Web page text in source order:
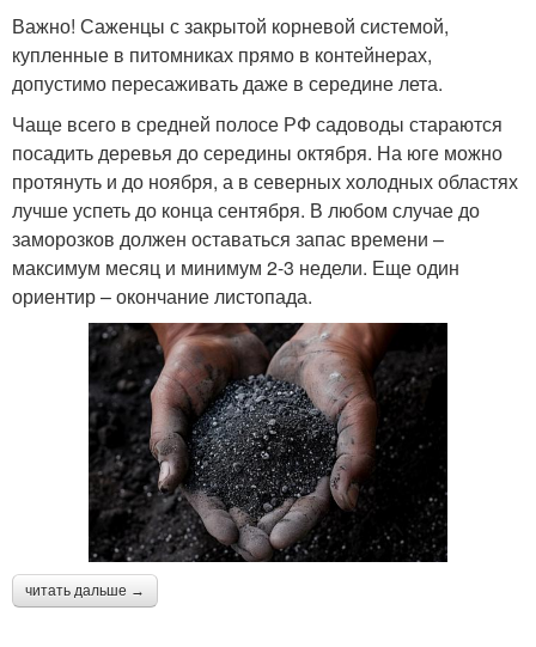
Важно! Саженцы с закрытой корневой системой,
купленные в питомниках прямо в контейнерах,
допустимо пересаживать даже в середине лета.
Чаще всего в средней полосе РФ садоводы стараются
посадить деревья до середины октября. На юге можно
протянуть и до ноября, а в северных холодных областях
лучше успеть до конца сентября. В любом случае до
заморозков должен оставаться запас времени –
максимум месяц и минимум 2-3 недели. Еще один
ориентир – окончание листопада.
читать дальше →